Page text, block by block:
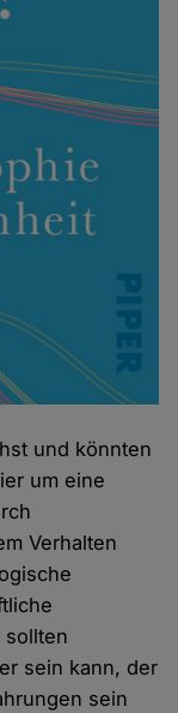
und könnten
um eine
Verhalten
sollten
sein kann, der
sein